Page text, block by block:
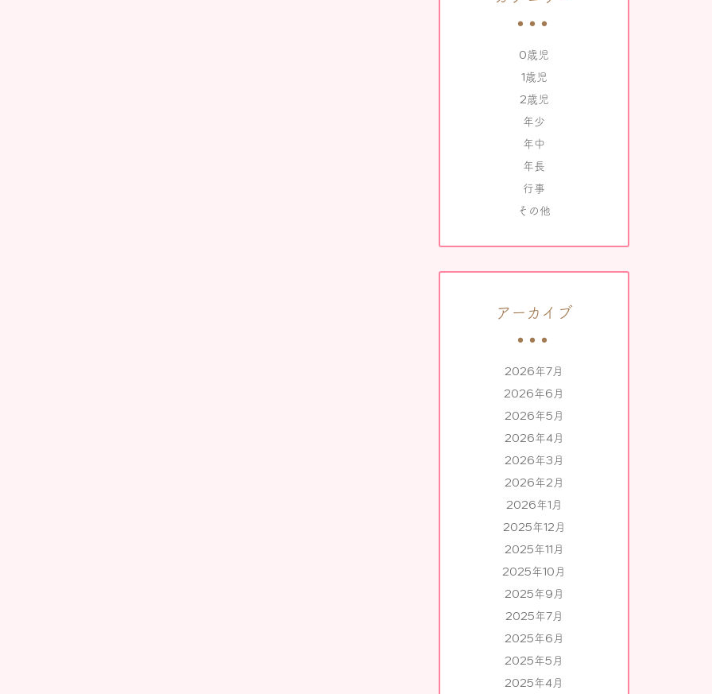
0歳児
1歳児
2歳児
年少
年中
年長
行事
その他
アーカイブ
2026年7月
2026年6月
2026年5月
2026年4月
2026年3月
2026年2月
2026年1月
2025年12月
2025年11月
2025年10月
2025年9月
2025年7月
2025年6月
2025年5月
2025年4月